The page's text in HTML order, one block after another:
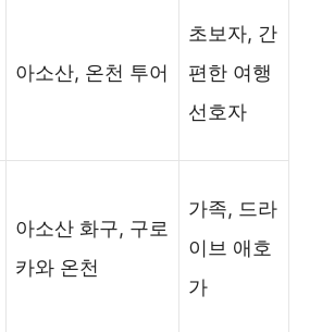
아소산, 온천 투어
초보자, 간
편한 여행
선호자
아소산 화구, 구로
카와 온천
가족, 드라
이브 애호
가